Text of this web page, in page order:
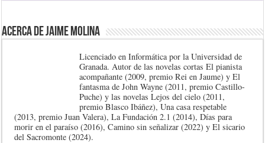
Acerca de Jaime Molina
Licenciado en Informática por la Universidad de
Granada. Autor de las novelas cortas El pianista
acompañante (2009, premio Rei en Jaume) y El
fantasma de John Wayne (2011, premio Castillo-
Puche) y las novelas Lejos del cielo (2011,
premio Blasco Ibáñez), Una casa respetable
(2013, premio Juan Valera), La Fundación 2.1 (2014), Días para
morir en el paraíso (2016), Camino sin señalizar (2022) y El sicario
del Sacromonte (2024).